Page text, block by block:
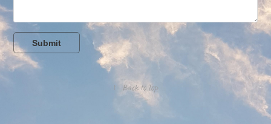
Submit
↑ Back to Top